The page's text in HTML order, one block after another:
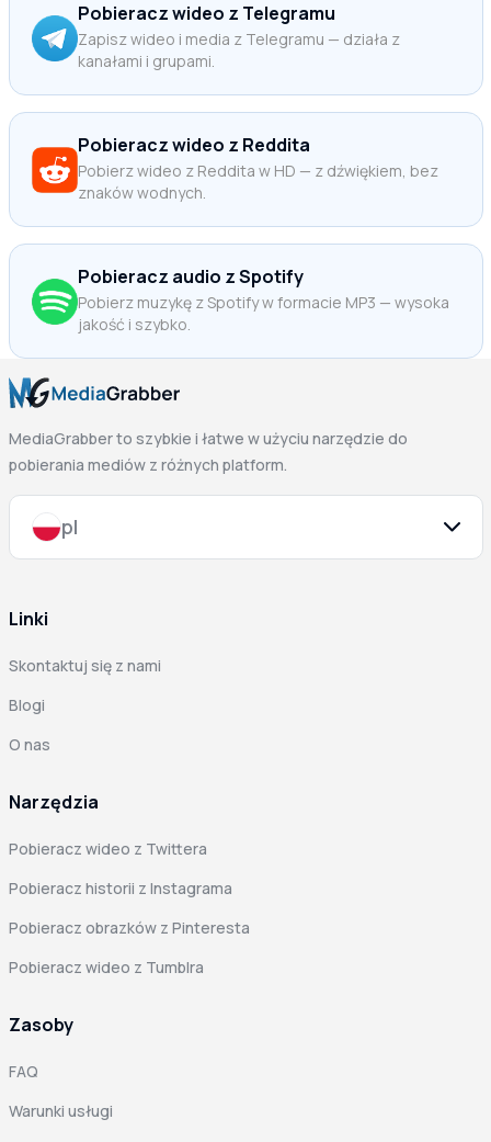
Pobieracz wideo z Telegramu
Zapisz wideo i media z Telegramu — działa z
kanałami i grupami.
Pobieracz wideo z Reddita
Pobierz wideo z Reddita w HD — z dźwiękiem, bez
znaków wodnych.
Pobieracz audio z Spotify
Pobierz muzykę z Spotify w formacie MP3 — wysoka
jakość i szybko.
MediaGrabber to szybkie i łatwe w użyciu narzędzie do
pobierania mediów z różnych platform.
pl
Linki
Skontaktuj się z nami
Blogi
O nas
Narzędzia
Pobieracz wideo z Twittera
Pobieracz historii z Instagrama
Pobieracz obrazków z Pinteresta
Pobieracz wideo z Tumblra
Zasoby
FAQ
Warunki usługi